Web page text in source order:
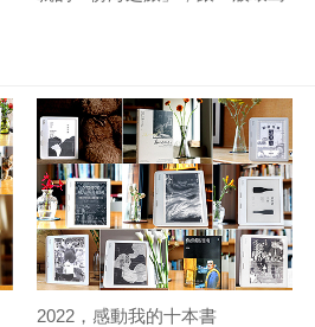
2022，感動我的十本書